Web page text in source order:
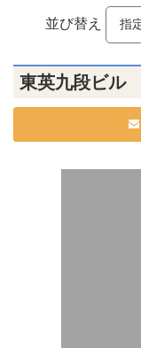
並び替え
東英九段ビル